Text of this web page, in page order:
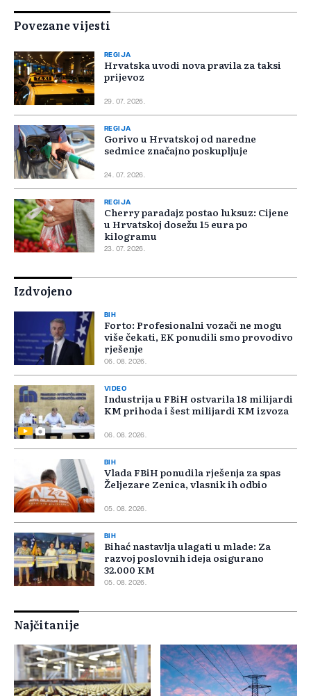
Povezane vijesti
REGIJA
Hrvatska uvodi nova pravila za taksi
prijevoz
29. 07. 2026.
REGIJA
Gorivo u Hrvatskoj od naredne
sedmice značajno poskupljuje
24. 07. 2026.
REGIJA
Cherry paradajz postao luksuz: Cijene
u Hrvatskoj dosežu 15 eura po
kilogramu
23. 07. 2026.
Izdvojeno
BIH
Forto: Profesionalni vozači ne mogu
više čekati, EK ponudili smo provodivo
rješenje
06. 08. 2026.
VIDEO
Industrija u FBiH ostvarila 18 milijardi
KM prihoda i šest milijardi KM izvoza
06. 08. 2026.
BIH
Vlada FBiH ponudila rješenja za spas
Željezare Zenica, vlasnik ih odbio
05. 08. 2026.
BIH
Bihać nastavlja ulagati u mlade: Za
razvoj poslovnih ideja osigurano
32.000 KM
05. 08. 2026.
Najčitanije